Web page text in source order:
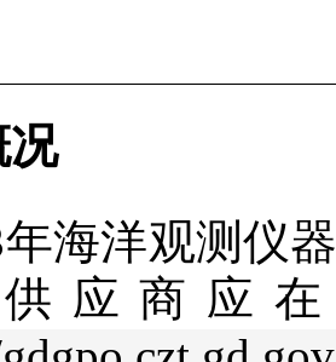
况
年海洋观测仪
应商应